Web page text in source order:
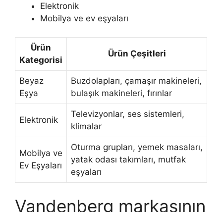
Elektronik
Mobilya ve ev eşyaları
Ürün
Kategorisi
Ürün Çeşitleri
Beyaz
Eşya
Buzdolapları, çamaşır makineleri,
bulaşık makineleri, fırınlar
Elektronik
Televizyonlar, ses sistemleri,
klimalar
Mobilya ve
Ev Eşyaları
Oturma grupları, yemek masaları,
yatak odası takımları, mutfak
eşyaları
Vandenberg markasının